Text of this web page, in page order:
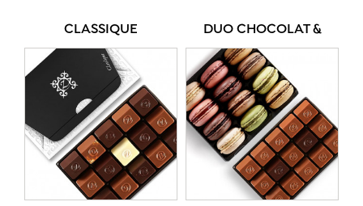
CLASSIQUE DUO CHOCOLAT &